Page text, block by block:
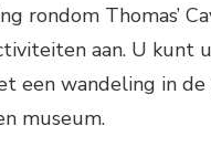
rondom Thomas’
aan. U kunt
een wandeling in
museum.